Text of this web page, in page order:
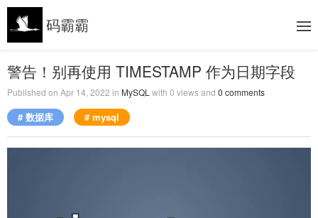
码霸霸
警告！别再使用 TIMESTAMP 作为日期字段
Published on Apr 14, 2022 in MySQL with 0 views and 0 comments
# 数据库 # mysql